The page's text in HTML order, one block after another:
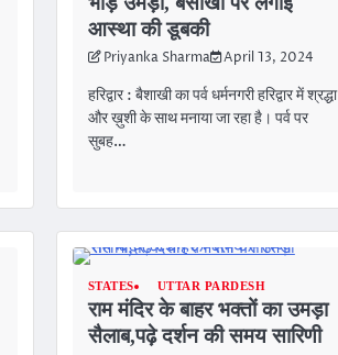
आस्था की डूबकी
Priyanka Sharma April 13, 2024
हरिद्वार : बैशाखी का पर्व धर्मनगरी हरिद्वार में श्रद्धा
और ख़ुशी के साथ मनाया जा रहा है। पर्व पर
सुबह…
STATES UTTAR PARDESH
राम मंदिर के बाहर भक्तों का उमड़ा
सैलाब,पढ़े दर्शन की समय सारिणी